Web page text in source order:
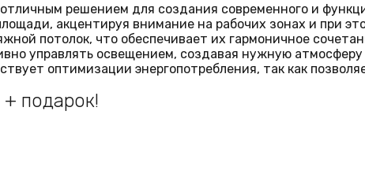
решением для создания современного и
акцентируя внимание на рабочих зонах и при
потолок, что обеспечивает их гармоничное
управлять освещением, создавая нужную
оптимизации энергопотребления, так как
подарок!